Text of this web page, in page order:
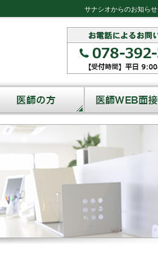
サナシオからのお知らせ